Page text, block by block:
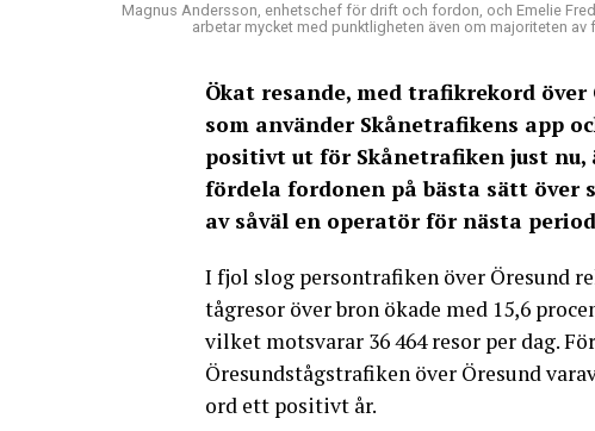
Magnus Andersson, enhetschef för drift och fordon, och Emelie
arbetar mycket med punktligheten även om majoriteten
Ökat resande, med trafikrekord
som använder Skånetrafikens app
positivt ut för Skånetrafiken just
fördela fordonen på bästa sätt
av såväl en operatör för nästa
I fjol slog persontrafiken över Öresund
tågresor över bron ökade med 15,6
vilket motsvarar 36 464 resor per dag.
Öresundstågstrafiken över Öresund
ord ett positivt år.